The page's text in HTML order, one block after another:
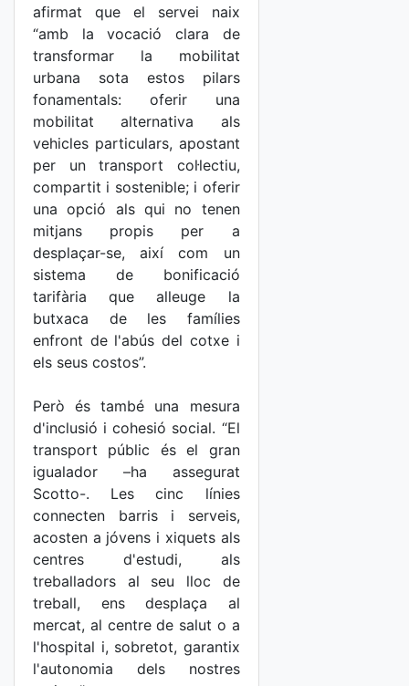
afirmat que el servei naix
“amb la vocació clara de
transformar la mobilitat
urbana sota estos pilars
fonamentals: oferir una
mobilitat alternativa als
vehicles particulars, apostant
per un transport col·lectiu,
compartit i sostenible; i oferir
una opció als qui no tenen
mitjans propis per a
desplaçar-se, així com un
sistema de bonificació
tarifària que alleuge la
butxaca de les famílies
enfront de l'abús del cotxe i
els seus costos”.
Però és també una mesura
d'inclusió i cohesió social. “El
transport públic és el gran
igualador –ha assegurat
Scotto-. Les cinc línies
connecten barris i serveis,
acosten a jóvens i xiquets als
centres d'estudi, als
treballadors al seu lloc de
treball, ens desplaça al
mercat, al centre de salut o a
l'hospital i, sobretot, garantix
l'autonomia dels nostres